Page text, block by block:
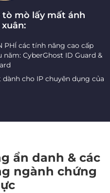
mò lấy mất ánh
PHÍ các tính năng cao cấp
CyberGhost ID Guard &
cho IP chuyên dụng của
ẩn danh & các
ngành chứng